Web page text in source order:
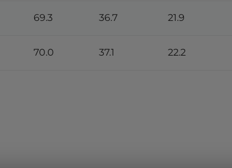
69.3 36.7 21.9
70.0 37.1 22.2